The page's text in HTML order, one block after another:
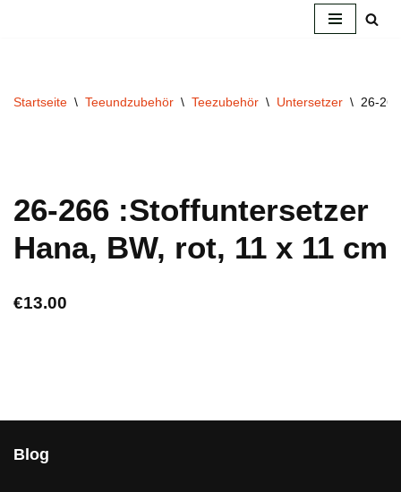
Startseite \ Teeundzubehör \ Teezubehör \ Untersetzer \ 26-
26-266 :Stoffuntersetzer
Hana, BW, rot, 11 x 11 cm
€13.00
Blog